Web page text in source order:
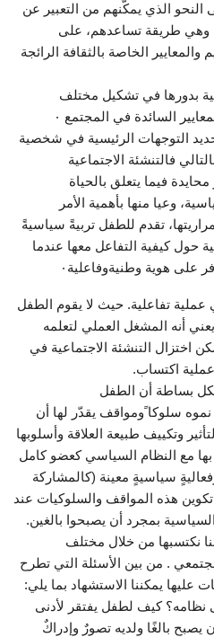
النحو الذي يمكّنهم من التعبير عن
وهي طريقة تساعدهم، على
والمعايير الخاصة بالثقافة الرائجة
بدورها في تشكيل مختلف
السائدة في المجتمع ٠
التوجهات الرئيسية في شخصية
فالتنشئة الاجتماعية
فيما يتعلق بالحياة
وعيا منها بأهمية الأمر
تقدم للطفل تربيةً سياسيةً
حول كيفية التفاعل معها عندما
على هوية وطنيةوفاعلية٠
عملية تفاعلية. حيث لا يقوم الطفل
أنه المشغل العملي لتعلمه
اختزال التنشئة الاجتماعية في
اكتساب.
بكل بساطة أن الطفل
سلوكا ًومواقف يقدّر لها أن
وتكييف طبيعة العلاقة وأسلوبها
مع النظام السياسي كعضو كامل
سياسيةٍ معينة (كالمشاركة
تكوين هذه المواقف والسلوكيات عند
بمجرد أن يصبحوا بالغين.
نكتسبها من خلال مختلف
. من بين الأسئلة التي تطرح
عليها يمكننا الاستشهاد بما يلي:
نظامه؟ كيف لطفل يفتقر لأدنى
يصبح بالغًا ولديه تصورٌ وإدراكٌ